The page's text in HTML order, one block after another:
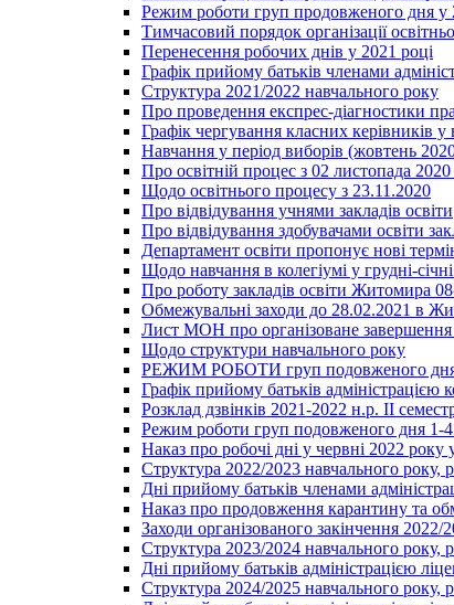
Режим роботи груп продовженого дня у
Тимчасовий порядок організації
Перенесення робочих днів у 2021 році
Графік прийому батьків членами
Структура 2021/2022 навчального року
Про проведення експрес-діагностики
Графік чергування класних керівників у
Навчання у період виборів (жовтень
Про освітній процес з 02 листопада 2020
Щодо освітнього процесу з 23.11.2020
Про відвідування учнями закладів освіти
Про відвідування здобувачами освіти
Департамент освіти пропонує нові
Щодо навчання в колегіумі у грудні-
Про роботу закладів освіти Житомира
Обмежувальні заходи до 28.02.2021 в
Лист МОН про організоване
Щодо структури навчального року
РЕЖИМ РОБОТИ груп подовженого дня
Графік прийому батьків адміністрацією
Розклад дзвінків 2021-2022 н.р. ІІ
Режим роботи груп подовженого дня 1-4
Наказ про робочі дні у червні 2022 року
Структура 2022/2023 навчального року,
Дні прийому батьків членами
Наказ про продовження карантину та
Заходи організованого закінчення 2022/
Структура 2023/2024 навчального року,
Дні прийому батьків адміністрацією
Структура 2024/2025 навчального року,